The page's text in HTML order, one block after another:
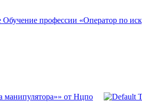
Обучение профессии «Оператор по
манипулятора»» от Нцпо